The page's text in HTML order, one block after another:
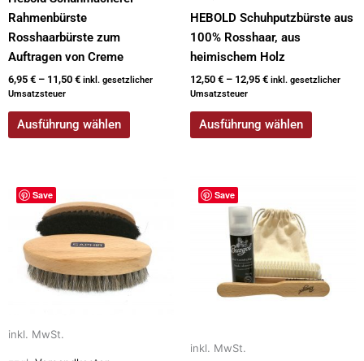
Rahmenbürste
Rosshaarbürste zum
Auftragen von Creme
6,95 € – 11,50 € inkl. gesetzlicher
Umsatzsteuer
Ausführung wählen
HEBOLD Schuhputzbürste aus
100% Rosshaar, aus
heimischem Holz
12,50 € – 12,95 € inkl. gesetzlicher
Umsatzsteuer
Ausführung wählen
Save
inkl. MwSt.
Dieses
Produkt
weist
mehrere
Varianten
können
Save
inkl. MwSt.
Dieses
Produkt
mehrere
Varianten
können